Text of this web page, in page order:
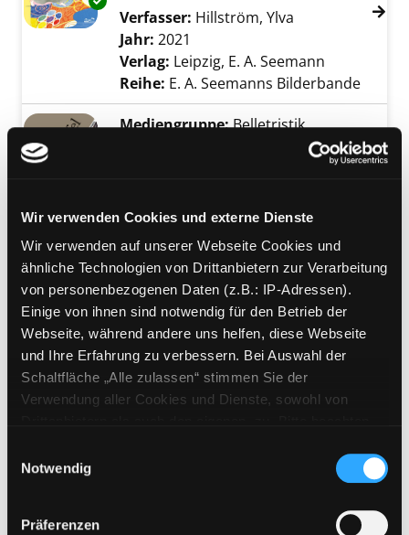
Wir verwenden Cookies und externe Dienste
Wir verwenden auf unserer Webseite Cookies und
ähnliche Technologien von Drittanbietern zur Verarbeitung
von personenbezogenen Daten (z.B.: IP-Adressen).
Einige von ihnen sind notwendig für den Betrieb der
Webseite, während andere uns helfen, diese Webseite
und Ihre Erfahrung zu verbessern. Bei Auswahl der
Schaltfläche „Alle zulassen“ stimmen Sie der
Verwendung aller Cookies und Dienste, sowohl von
Cookies von Drittanbietern, eine Verarbeitung in
unsicheren Drittländern (Länder außerhalb des EWR
ohne adäquates Datenschutzniveau) stattfinden kann. In
diesem Zusammenhang können aktuell Risiken für
Notwendig
Präferenzen
Verfasser: Hillström, Ylva Suche nach
Jahr: 2021
Verlag: Leipzig, E. A. Seemann
Reihe: E. A. Seemanns Bilderbande
Mediengruppe:Belletristik
Verfasser:Steinwendtner, Brita
Jahr:2009
Verlag: Innsbruck, Haymon
Exemplar-Details von Caspar David Friedrich
Mediengruppe:DVD
Caspar David Friedrich
Verfasser:Schamoni, Peter [Regie]
Jahr:1986Verlag:[o.O.], Universum
Exemplar-Details von Das erste Mal sah
einem Samstagnachmittag
Brasme, Anne-SophieSuche